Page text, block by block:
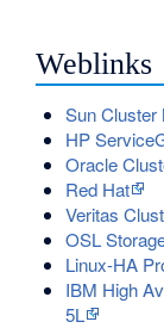
Weblinks
Sun Cluster
HP
Oracle
Red Hat
Veritas
OSL
Linux-HA
IBM High
5L